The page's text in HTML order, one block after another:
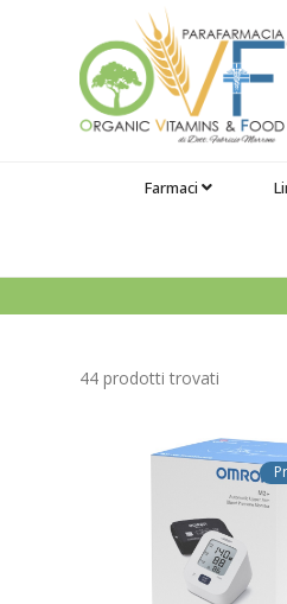
Farmaci
44 prodotti trovati